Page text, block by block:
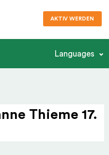
AKTIV WERDEN
Languages
Thieme 17.